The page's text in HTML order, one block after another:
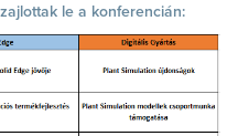
le a konferencián: